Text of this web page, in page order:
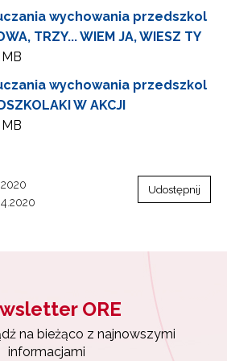
wychowania przedszkol
TRZY... WIEM JA, WIESZ TY
MB
wychowania przedszkol
W AKCJI
MB
Udostępnij
ORE
na bieżąco z najnowszymi
informacjami